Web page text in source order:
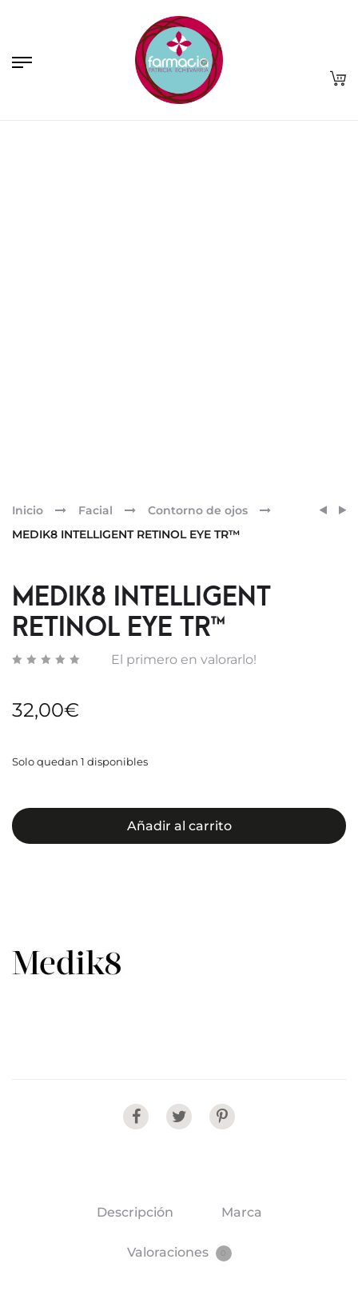
GH
Inicio Facial
Contorno de ojos
MEDIK8 INTELLIGENT RETINOL EYE TR™
MEDIK8 INTELLIGENT
RETINOL EYE TR™
El primero en valorarlo!
32,00€
Solo quedan 1 disponibles
Añadir al carrito
Share
Descripción Marca
Valoraciones